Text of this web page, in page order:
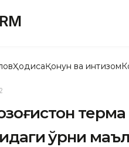
ҲодисаҚонун ва интизом
ўрни